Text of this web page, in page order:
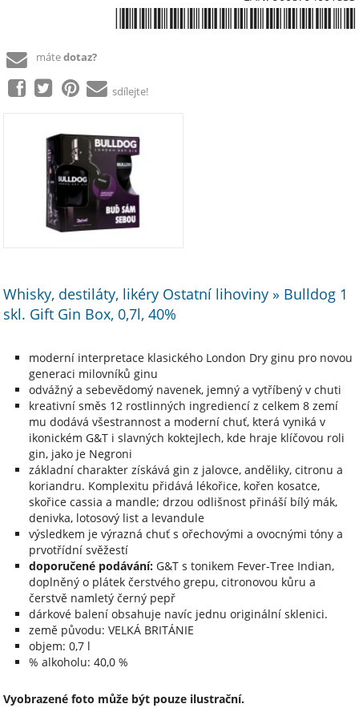
mátedotaz?
sdílejte!
Whisky, destiláty, likéry Ostatní lihoviny » Bulldog 1
skl. Gift Gin Box, 0,7l, 40%
moderní interpretace klasického London Dry ginu pro novou
generaci milovníků ginu
odvážný a sebevědomý navenek, jemný a vytříbený v chuti
kreativní směs 12 rostlinných ingrediencí z celkem 8 zemí
mu dodává všestrannost a moderní chuť, která vyniká v
ikonickém G&T i slavných koktejlech, kde hraje klíčovou roli
gin, jako je Negroni
základní charakter získává gin z jalovce, anděliky, citronu a
koriandru. Komplexitu přidává lékořice, kořen kosatce,
skořice cassia a mandle; drzou odlišnost přináší bílý mák,
denivka, lotosový list a levandule
výsledkem je výrazná chuť s ořechovými a ovocnými tóny a
prvotřídní svěžestí
doporučené podávání: G&T s tonikem Fever-Tree Indian,
doplněný o plátek čerstvého grepu, citronovou kůru a
čerstvě namletý černý pepř
dárkové balení obsahuje navíc jednu originální sklenici.
země původu: VELKÁ BRITÁNIE
objem: 0,7 l
% alkoholu: 40,0 %
Vyobrazené foto může být pouze ilustrační.